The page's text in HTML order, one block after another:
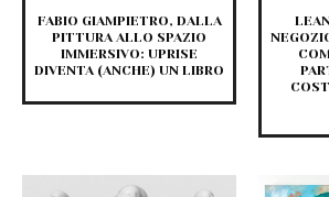
FABIO GIAMPIETRO, DALLA
PITTURA ALLO SPAZIO
IMMERSIVO: UPRISE
DIVENTA (ANCHE) UN LIBRO